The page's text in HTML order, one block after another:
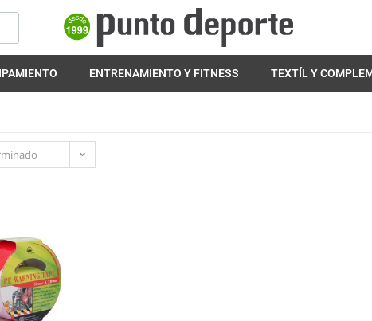
ENTRENAMIENTO Y FITNESS TEXTÍL Y